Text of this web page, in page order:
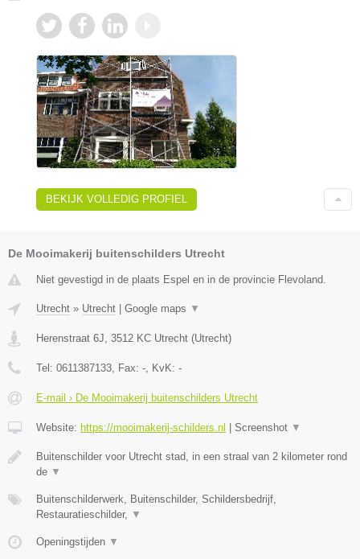
BEKIJK VOLLEDIG PROFIEL
De Mooimakerij buitenschilders Utrecht
Niet gevestigd in de plaats Espel en in de provincie Flevoland.
Utrecht » Utrecht Google maps ▼
Herenstraat 6J 3512 KC Utrecht (Utrecht)
Tel: 0611387133 , Fax: - , KvK: -
E-mail › De Mooimakerij buitenschilders Utrecht
Website: https://mooimakerij-schilders.nl Screenshot ▼
Buitenschilder voor Utrecht stad, in een straal van 2 kilometer rond
de ▼
Buitenschilderwerk, Buitenschilder, Schildersbedrijf,
Restauratieschilder,
▼
Openingstijden ▼